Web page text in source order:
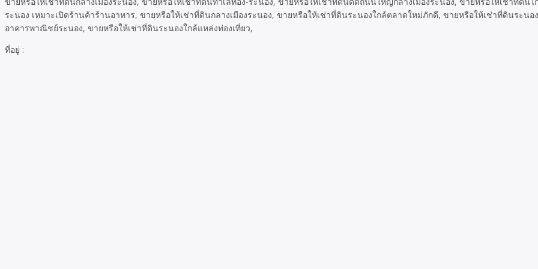
ระนอง เหมาะเปิดร้านค้าร้านอาหาร, ขายหรือให้เช่าที่ดินกลางเมืองระนอง, ขายหรือให้เช่าที่ดินระนองใกล้ตลาดใหม่ภักดี, ขายหรือให้เช่าที่ดินระน
อาคารพาณิชย์ระนอง, ขายหรือให้เช่าที่ดินระนองใกล้แหล่งท่องเที่ยว,
ที่อยู่ :